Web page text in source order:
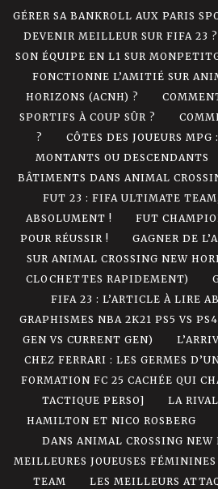
GÉRER SA BANKROLL AUX PARIS
DEVENIR MEILLEUR SUR FIFA 23 ?
SON ÉQUIPE EN L1 SUR
FONCTIONNE L’AMITIÉ SUR
HORIZONS (ACNH) ?
SPORTIFS À COUP SÛR ?
?
CÔTES DES JOUEURS MPG
MONTANTS OU DESCENDANTS
BÂTIMENTS DANS ANIMAL
FUT 23 : FIFA ULTIMATE
ABSOLUMENT !
FUT
POUR RÉUSSIR !
GAGNER DE
SUR ANIMAL CROSSING NEW
CLOCHETTES RAPIDEMENT)
FIFA 23 : L’ARTICLE À LIRE
GRAPHISMES NBA 2K21 PS5 VS
GEN VS CURRENT GEN)
CHEZ FERRARI : LES GERMES
FORMATION FC 25 CACHÉE QUI
TACTIQUE PERSO]
LA
HAMILTON ET NICO ROSBERG
DANS ANIMAL CROSSING NEW
MEILLEURES JOUEUSES
TEAM
LES MEILLEURS